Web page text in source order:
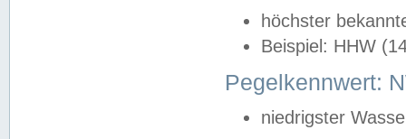
höchster
Beispiel: HHW
Pegelkennwert:
niedrigster